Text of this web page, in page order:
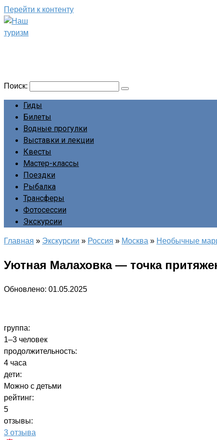
Перейти к контенту
Поиск:
Гиды
Билеты
Водные прогулки
Выставки и лекции
Квесты
Мастер-классы
Поездки
Рыбалка
Трансферы
Фотосессии
Экскурсии
Главная » Экскурсии » Россия » Москва » Необычные
Уютная Малаховка — точка
Обновлено: 01.05.2025
группа:
1–3 человек
продолжительность:
4 часа
дети:
Можно с детьми
рейтинг:
5
отзывы:
3 отзыва